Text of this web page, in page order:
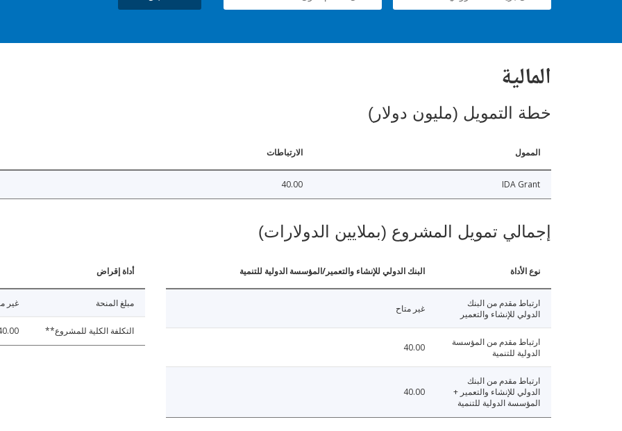
المالية
خطة التمويل (مليون دولار)
الممول الارتباطات
IDA Grant
40.00
إجمالي تمويل المشروع (بملايين الدولارات)
نوع الأداة البنك الدولي للإنشاء والتعمير/المؤسسة الدولية للتنمية
ارتباط مقدم من البنك
الدولي للإنشاء والتعمير
غير متاح
ارتباط مقدم من المؤسسة
الدولية للتنمية
40.00
ارتباط مقدم من البنك
الدولي للإنشاء والتعمير +
المؤسسة الدولية للتنمية
40.00
أداة إقراض
مبلغ المنحة غير
التكلفة الكلية للمشروع**